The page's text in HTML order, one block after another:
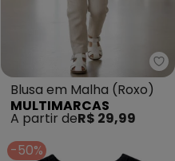
- Regata Infantil em
Blusa em Malha (Roxo)
MULTIMARCAS
A partir deR$ 29,99
-50%